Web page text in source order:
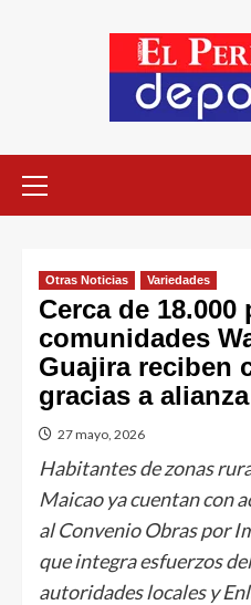
Otras Noticias Variedades
Cerca de 18.000
comunidades
Guajira reciben
gracias a
27 mayo, 2026
Habitantes de zonas
Maicao ya cuentan con
al Convenio Obras por
que integra esfuerzos
autoridades locales y